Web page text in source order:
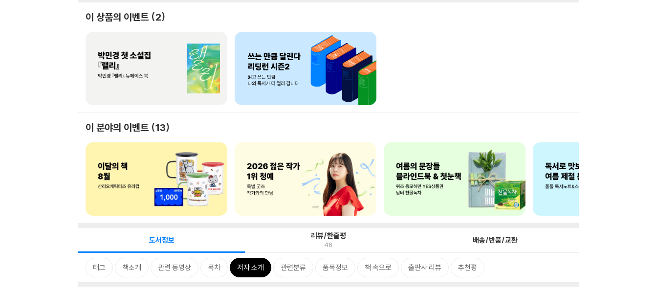
이 상품의 이벤트 2
이 분야의 이벤트 13
도서정보 리뷰/한줄평
46 배송/반품/교환
태그 책소개 관련 동영상 목차 저자 소개 관련분류 품목정보 책 속으로 출판사 리뷰 추천평